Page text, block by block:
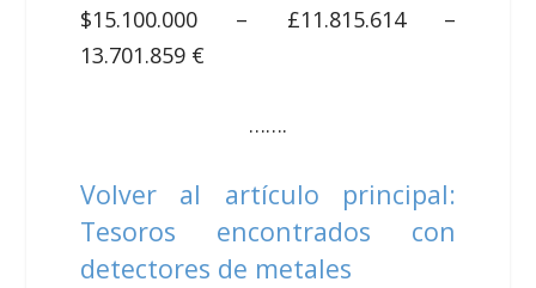
$15.100.000 – £11.815.614 –
13.701.859 €
…….
Volver al artículo principal:
Tesoros encontrados con
detectores de metales